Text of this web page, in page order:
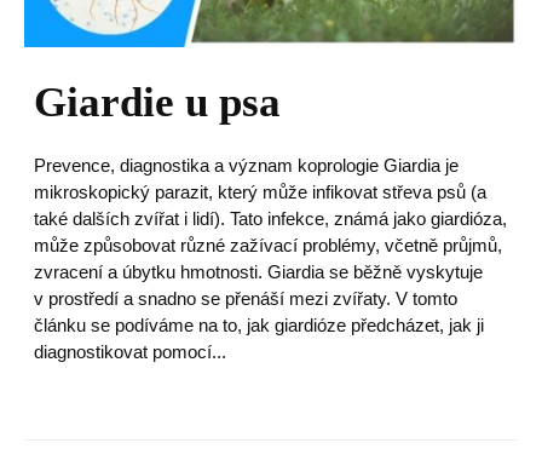
Giardie u psa
Prevence, diagnostika a význam koprologie Giardia je
mikroskopický parazit, který může infikovat střeva psů (a
také dalších zvířat i lidí). Tato infekce, známá jako giardióza,
může způsobovat různé zažívací problémy, včetně průjmů,
zvracení a úbytku hmotnosti. Giardia se běžně vyskytuje
v prostředí a snadno se přenáší mezi zvířaty. V tomto
článku se podíváme na to, jak giardióze předcházet, jak ji
diagnostikovat pomocí...